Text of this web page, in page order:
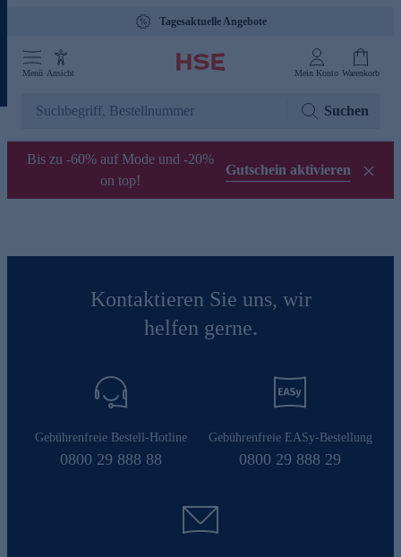
Tagesaktuelle Angebote
Menü Ansicht Mein Konto Warenkorb
Suchen
Bis zu -60% auf Mode und -20%
on top!
Gutschein aktivieren
Kontaktieren Sie uns, wir
helfen gerne.
Gebührenfreie Bestell-Hotline
0800 29 888 88
Gebührenfreie EASy-Bestellung
0800 29 888 29